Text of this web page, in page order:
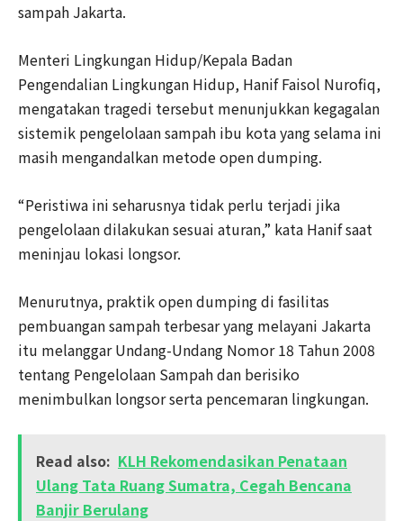
sampah Jakarta.
Menteri Lingkungan Hidup/Kepala Badan
Pengendalian Lingkungan Hidup, Hanif Faisol Nurofiq,
mengatakan tragedi tersebut menunjukkan kegagalan
sistemik pengelolaan sampah ibu kota yang selama ini
masih mengandalkan metode open dumping.
“Peristiwa ini seharusnya tidak perlu terjadi jika
pengelolaan dilakukan sesuai aturan,” kata Hanif saat
meninjau lokasi longsor.
Menurutnya, praktik open dumping di fasilitas
pembuangan sampah terbesar yang melayani Jakarta
itu melanggar Undang-Undang Nomor 18 Tahun 2008
tentang Pengelolaan Sampah dan berisiko
menimbulkan longsor serta pencemaran lingkungan.
Read also: KLH Rekomendasikan Penataan
Ulang Tata Ruang Sumatra, Cegah Bencana
Banjir Berulang